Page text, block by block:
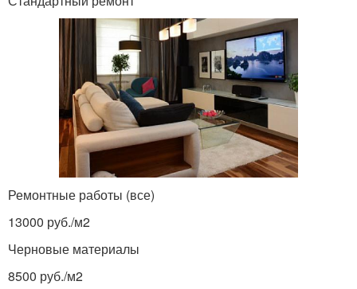
Ремонтные работы (все)
13000 руб./м2
Черновые материалы
8500 руб./м2